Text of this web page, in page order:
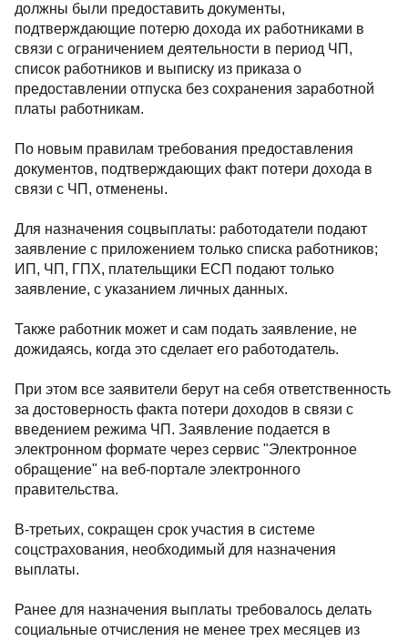
должны были предоставить документы,
подтверждающие потерю дохода их работниками в
связи с ограничением деятельности в период ЧП,
список работников и выписку из приказа о
предоставлении отпуска без сохранения заработной
платы работникам.
По новым правилам требования предоставления
документов, подтверждающих факт потери дохода в
связи с ЧП, отменены.
Для назначения соцвыплаты: работодатели подают
заявление с приложением только списка работников;
ИП, ЧП, ГПХ, плательщики ЕСП подают только
заявление, с указанием личных данных.
Также работник может и сам подать заявление, не
дожидаясь, когда это сделает его работодатель.
При этом все заявители берут на себя ответственность
за достоверность факта потери доходов в связи с
введением режима ЧП. Заявление подается в
электронном формате через сервис "Электронное
обращение" на веб-портале электронного
правительства.
В-третьих, сокращен срок участия в системе
соцстрахования, необходимый для назначения
выплаты.
Ранее для назначения выплаты требовалось делать
социальные отчисления не менее трех месяцев из